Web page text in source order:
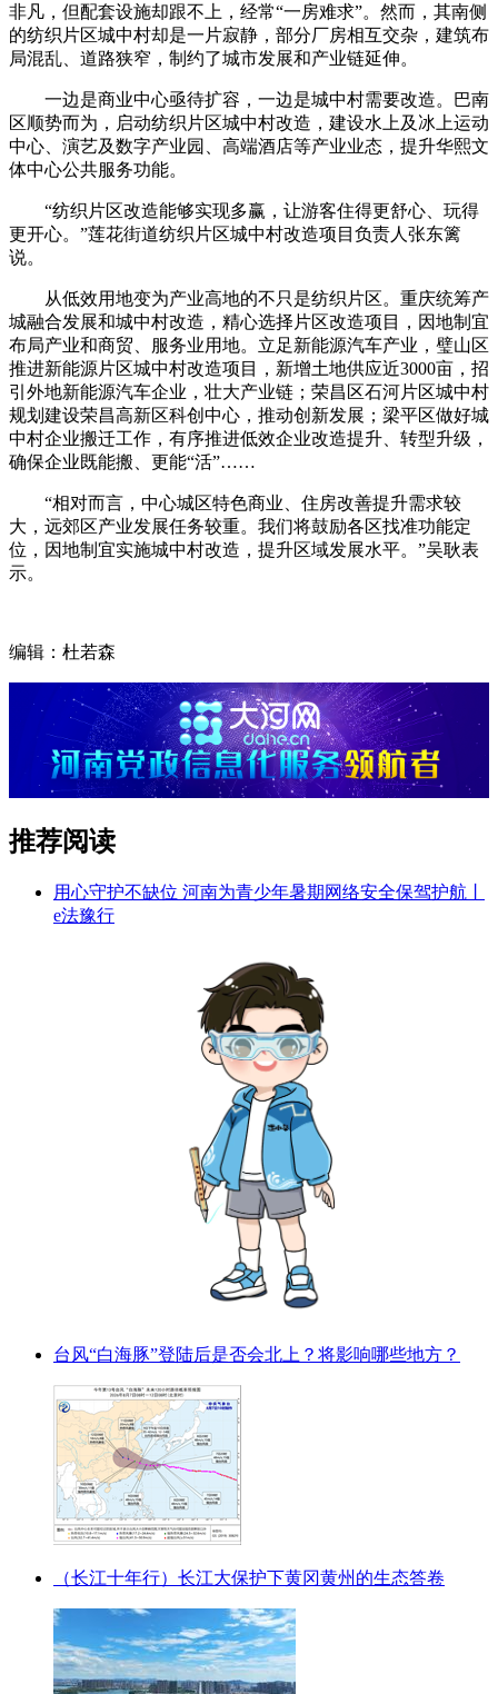
非凡，但配套设施却跟不上，经常“一房难求”。然而，其南侧
的纺织片区城中村却是一片寂静，部分厂房相互交杂，建筑布
局混乱、道路狭窄，制约了城市发展和产业链延伸。
一边是商业中心亟待扩容，一边是城中村需要改造。巴南
区顺势而为，启动纺织片区城中村改造，建设水上及冰上运动
中心、演艺及数字产业园、高端酒店等产业业态，提升华熙文
体中心公共服务功能。
“纺织片区改造能够实现多赢，让游客住得更舒心、玩得
更开心。”莲花街道纺织片区城中村改造项目负责人张东篱
说。
从低效用地变为产业高地的不只是纺织片区。重庆统筹产
城融合发展和城中村改造，精心选择片区改造项目，因地制宜
布局产业和商贸、服务业用地。立足新能源汽车产业，璧山区
推进新能源片区城中村改造项目，新增土地供应近3000亩，招
引外地新能源汽车企业，壮大产业链；荣昌区石河片区城中村
规划建设荣昌高新区科创中心，推动创新发展；梁平区做好城
中村企业搬迁工作，有序推进低效企业改造提升、转型升级，
确保企业既能搬、更能“活”……
“相对而言，中心城区特色商业、住房改善提升需求较
大，远郊区产业发展任务较重。我们将鼓励各区找准功能定
位，因地制宜实施城中村改造，提升区域发展水平。”吴耿表
示。
编辑：杜若森
推荐阅读
用心守护不缺位 河南为青少年暑期网络安全保驾护航丨
e法豫行
台风“白海豚”登陆后是否会北上？将影响哪些地方？
（长江十年行）长江大保护下黄冈黄州的生态答卷